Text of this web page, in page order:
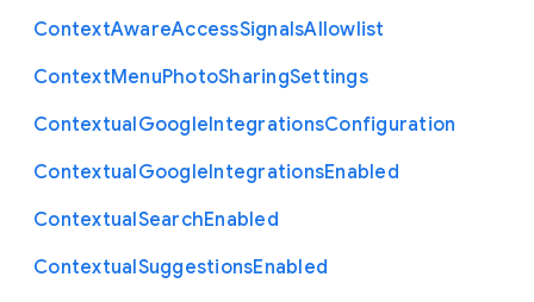
ContextAwareAccessSignalsAllowlist
ContextMenuPhotoSharingSettings
ContextualGoogleIntegrationsConfiguration
ContextualGoogleIntegrationsEnabled
ContextualSearchEnabled
ContextualSuggestionsEnabled